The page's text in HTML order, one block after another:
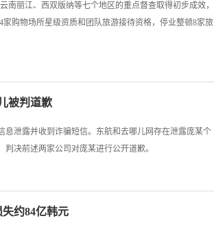
南丽江、西双版纳等七个地区的重点督查取得初步成效，
购物场所星级资质和团队旅游接待资格，停业整顿8家旅
被判道歉
泄露并收到诈骗短信。东航和去哪儿网存在泄露庞某个
决前述两家公司对庞某进行公开道歉。
约84亿韩元